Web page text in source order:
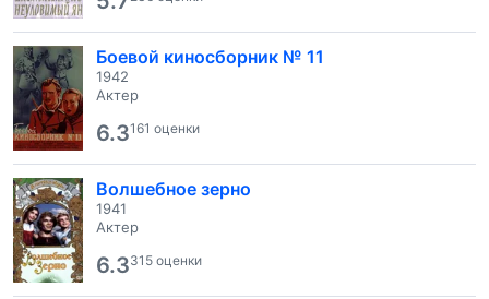
Боевой киносборник № 11
1942
Актер
6.3161 оценки
Волшебное зерно
1941
Актер
6.3315 оценки